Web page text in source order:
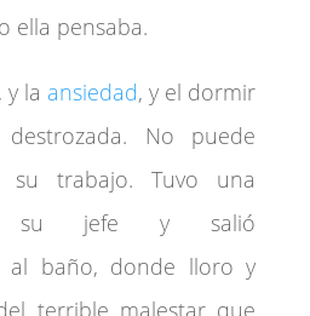
ella pensaba.
la ansiedad, y el dormir
No puede
su trabajo. Tuvo una
su jefe y salió
al baño, donde lloro y
terrible malestar que